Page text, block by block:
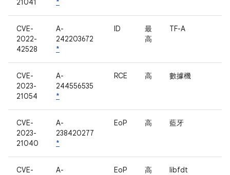
21041 *
CVE-
2022-
42528
A-
242203672
*
ID
最
高
TF-A
CVE-
2023-
21054
A-
244556535
*
RCE 高 數據機
CVE-
2023-
21040
A-
238420277
*
EoP 高 藍牙
CVE-
A-
EoP 高 libfdt